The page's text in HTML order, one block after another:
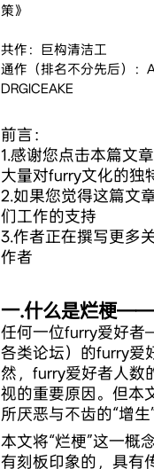
策》
共作：巨构清洁工
通作（排名不分先后）：
DRGICEAKE
前言：
1.感谢您点击本篇文
大量对furry文化的独
2.如果您觉得这篇文
们工作的支持
3.作者正在撰写更多
作者
一.什么是烂梗——
任何一位furry爱好
各类论坛）的furry爱
然，furry爱好者人数
视的重要原因。但本
所厌恶与不齿的“增
本文将“烂梗”这一概
有刻板印象的，具有